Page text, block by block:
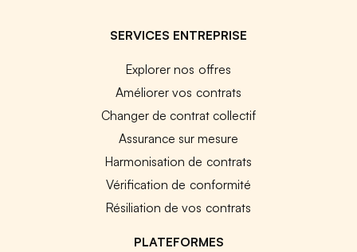
SERVICES ENTREPRISE
Explorer nos offres
Améliorer vos contrats
Changer de contrat collectif
Assurance sur mesure
Harmonisation de contrats
Vérification de conformité
Résiliation de vos contrats
PLATEFORMES